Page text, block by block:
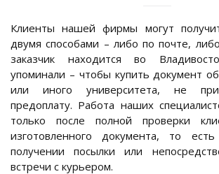
Клиенты нашей фирмы могут
двумя способами – либо по почте,
заказчик находится во
упоминали – чтобы купить документ
или иного университета, не
предоплату. Работа наших
только после полной проверки
изготовленного документа, то
получении посылки или
встречи с курьером.